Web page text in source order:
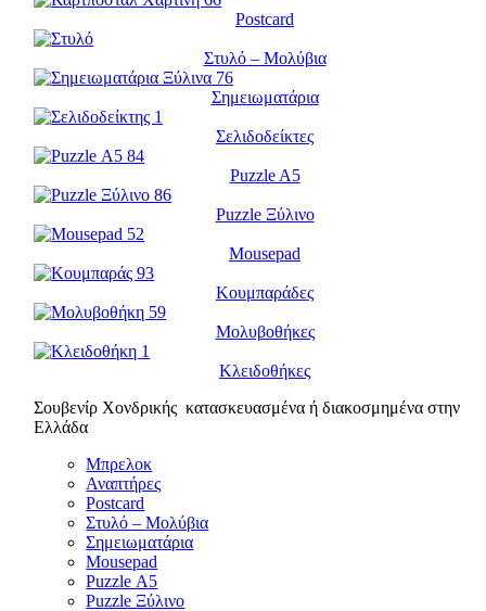
Postcard
Στυλό – Μολύβια
Σημειωματάρια
Σελιδοδείκτες
Puzzle A5
Puzzle Ξύλινο
Mousepad
Κουμπαράδες
Μολυβοθήκες
Κλειδοθήκες
Σουβενίρ Χονδρικής κατασκευασμένα ή διακοσμημένα στην
Ελλάδα
Μπρελοκ
Αναπτήρες
Postcard
Στυλό – Μολύβια
Σημειωματάρια
Mousepad
Puzzle Α5
Puzzle Ξύλινο